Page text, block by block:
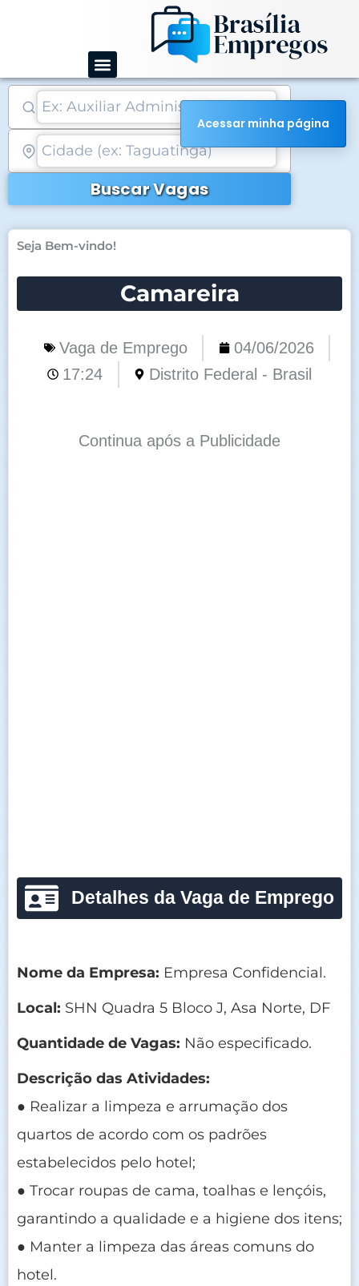
conteúdo
Buscar Vagas
Seja Bem-vindo!
Camareira
Vaga de Emprego
04/06/2026
17:24
Distrito Federal - Brasil
Continua após a Publicidade
Detalhes da Vaga de Emprego
Nome da Empresa: Empresa Confidencial.
Local: SHN Quadra 5 Bloco J, Asa Norte, DF
Quantidade de Vagas: Não especificado.
Descrição das Atividades:
● Realizar a limpeza e arrumação dos
quartos de acordo com os padrões
estabelecidos pelo hotel;
● Trocar roupas de cama, toalhas e lençóis,
garantindo a qualidade e a higiene dos itens;
● Manter a limpeza das áreas comuns do
hotel.
Acessar minha página